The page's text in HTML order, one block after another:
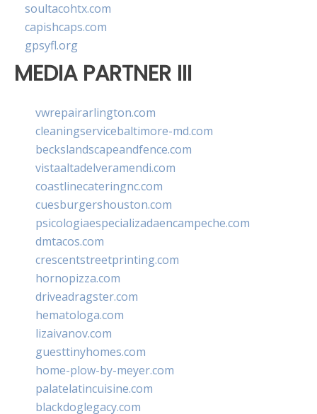
soultacohtx.com
capishcaps.com
gpsyfl.org
MEDIA PARTNER III
vwrepairarlington.com
cleaningservicebaltimore-md.com
beckslandscapeandfence.com
vistaaltadelveramendi.com
coastlinecateringnc.com
cuesburgershouston.com
psicologiaespecializadaencampeche.com
dmtacos.com
crescentstreetprinting.com
hornopizza.com
driveadragster.com
hematologa.com
lizaivanov.com
guesttinyhomes.com
home-plow-by-meyer.com
palatelatincuisine.com
blackdoglegacy.com